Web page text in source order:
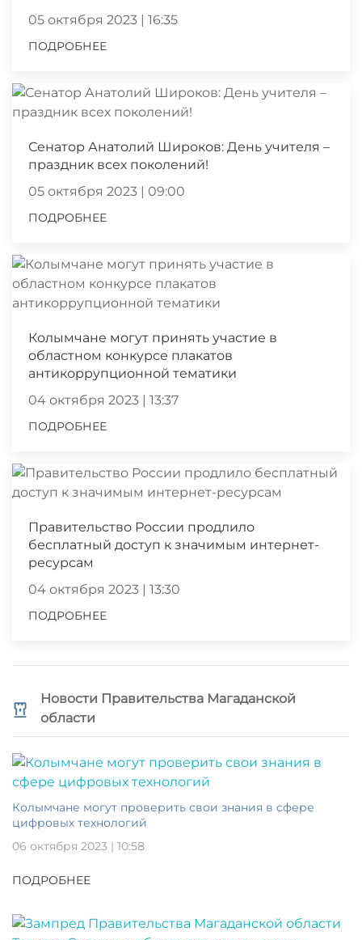
05 октября 2023 | 16:35
ПОДРОБНЕЕ
Сенатор Анатолий Широков: День учителя –
праздник всех поколений!
05 октября 2023 | 09:00
ПОДРОБНЕЕ
Колымчане могут принять участие в
областном конкурсе плакатов
антикоррупционной тематики
04 октября 2023 | 13:37
ПОДРОБНЕЕ
Правительство России продлило
бесплатный доступ к значимым интернет-
ресурсам
04 октября 2023 | 13:30
ПОДРОБНЕЕ
Новости Правительства Магаданской
области
Колымчане могут проверить свои знания в сфере
цифровых технологий
06 октября 2023 | 10:58
ПОДРОБНЕЕ